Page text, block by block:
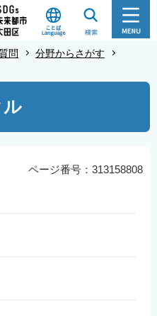
問
分野からさがす
ル
ページ番号：313158808